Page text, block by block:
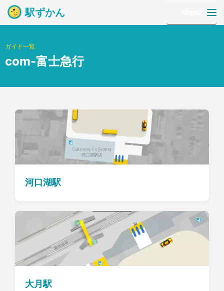
駅ずかん
ガイド一覧
com-富士急行
河口湖駅
大月駅